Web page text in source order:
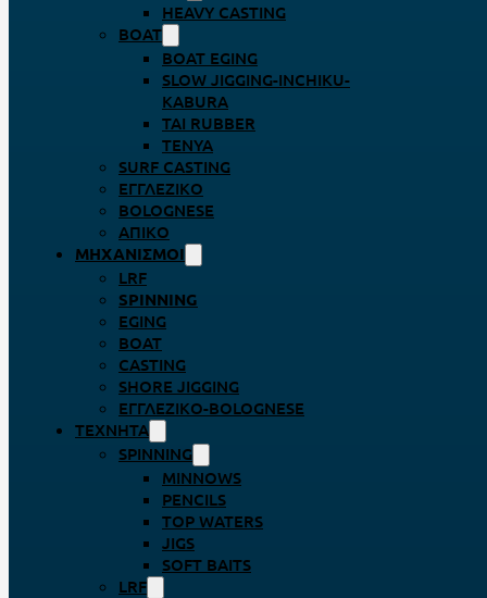
HEAVY CASTING
BOAT
BOAT EGING
SLOW JIGGING-INCHIKU-
KABURA
TAI RUBBER
TENYA
SURF CASTING
ΕΓΓΛΈΖΙΚΟ
BOLOGNESE
ΑΠΊΚΟ
ΜΗΧΑΝΙΣΜΟΊ
LRF
SPINNING
EGING
BOAT
CASTING
SHORE JIGGING
ΕΓΓΛΈΖΙΚΟ-BOLOGNESE
ΤΕΧΝΗΤΆ
SPINNING
MINNOWS
PENCILS
TOP WATERS
JIGS
SOFT BAITS
LRF